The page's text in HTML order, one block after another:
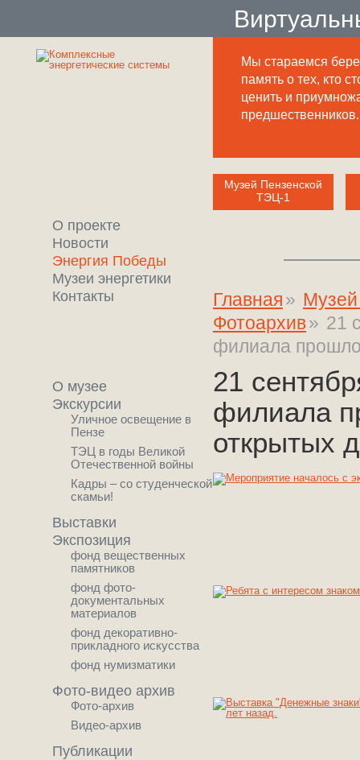
Мы стараемся
память о тех, кто
ценить и
Музей Пензенской
ТЭЦ-1
Главная»
Фотоархив» 21
филиала
21
филиала
открытых
О проекте
Новости
Энергия Победы
Музеи энергетики
Контакты
О музее
Экскурсии
Уличное освещение в
Пензе
ТЭЦ в годы Великой
Отечественной войны
Кадры – со студенческой
скамьи!
Выставки
Экспозиция
фонд вещественных
памятников
фонд фото-
документальных
материалов
фонд декоративно-
прикладного искусства
фонд нумизматики
Фото-видео архив
Фото-архив
Видео-архив
Публикации